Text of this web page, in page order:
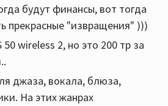
будут финансы, вот тогда
прекрасные "извращения" )))
wireless 2, но это 200 тр за
джаза, вокала, блюза,
На этих жанрах